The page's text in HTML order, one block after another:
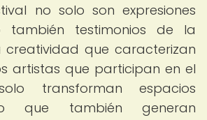
no solo son expresiones
también testimonios de la
creatividad que caracterizan
artistas que participan en el
transforman espacios
que también generan